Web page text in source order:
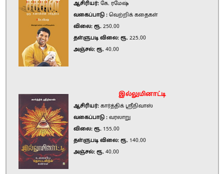
ஆசிரியர்: கே. ரமேஷ்
வகைப்பாடு : வெற்றிக் கதைகள்
விலை: ரூ. 250.00
தள்ளுபடி விலை: ரூ. 225.00
அஞ்சல்: ரூ. 40.00
இல்லுமினாட்டி
ஆசிரியர்: கார்த்திக் ஸ்ரீநிவாஸ்
வகைப்பாடு : வரலாறு
விலை: ரூ. 155.00
தள்ளுபடி விலை: ரூ. 140.00
அஞ்சல்: ரூ. 40.00